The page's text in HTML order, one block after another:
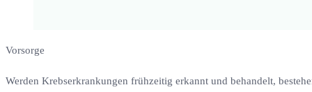
Vorsorge
Werden Krebserkrankungen frühzeitig erkannt und behandelt,